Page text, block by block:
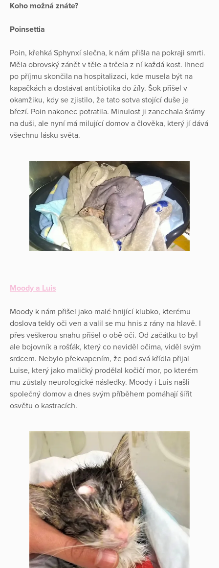
Koho možná znáte?
Poinsettia
Poin, křehká Sphynxí slečna, k nám přišla na pokraji smrti.
Měla obrovský zánět v těle a trčela z ní každá kost. Ihned
po příjmu skončila na hospitalizaci, kde musela být na
kapačkách a dostávat antibiotika do žíly. Šok přišel v
okamžiku, kdy se zjistilo, že tato sotva stojící duše je
březí. Poin nakonec potratila. Minulost ji zanechala šrámy
na duši, ale nyní má milující domov a člověka, který jí dává
všechnu lásku světa.
Moody a Luis
Moody k nám přišel jako malé hnijící klubko, kterému
doslova tekly oči ven a valil se mu hnis z rány na hlavě. I
přes veškerou snahu přišel o obě oči. Od začátku to byl
ale bojovník a rošťák, který co neviděl očima, viděl svým
srdcem. Nebylo překvapením, že pod svá křídla přijal
Luise, který jako maličký prodělal kočičí mor, po kterém
mu zůstaly neurologické následky. Moody i Luis našli
společný domov a dnes svým příběhem pomáhají šířit
osvětu o kastracích.